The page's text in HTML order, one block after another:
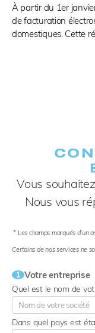
À partir du 1er
de facturation
domestiques. Cette
Vous
Nous vous
* Les champs marqués
Certains de nos services ne
1 Votre entreprise
Quel est le nom de
Dans quel pays est